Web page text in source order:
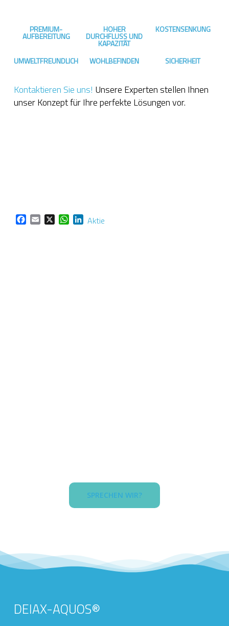
PREMIUM-
AUFBEREITUNG
HOHER
DURCHFLUSS UND
KAPAZITÄT
KOSTENSENKUNG
UMWELTFREUNDLICH WOHLBEFINDEN SICHERHEIT
Kontaktieren Sie uns! Unsere Experten stellen Ihnen
unser Konzept für Ihre perfekte Lösungen vor.
Facebook
Email WhatsApp
LinkedIn
Aktie
SPRECHEN WIR?
DEIAX-AQUOS®